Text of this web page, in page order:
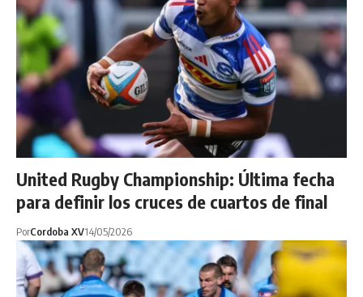
United Rugby Championship: Última fecha
para definir los cruces de cuartos de final
PorCordoba XV14/05/2026